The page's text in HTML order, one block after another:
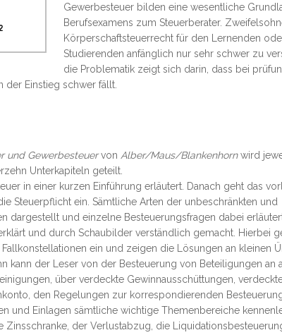
Gewerbesteuer bilden eine wesentliche
Berufsexamens zum Steuerberater.
Körperschaftsteuerrecht für den Lernenden
Studierenden anfänglich nur sehr schwer zu
die Problematik zeigt sich darin, dass bei
der Einstieg schwer fällt.
und Gewerbesteuervon Alber/Maus/Blankenhornwird
Unterkapiteln geteilt.
in einer kurzen Einführung erläutert. Danach geht das
Steuerpflicht ein. Sämtliche Arten der unbeschränkten und
dargestellt und einzelne Besteuerungsfragen dabei
und durch Schaubilder verständlich gemacht. Hierbei
ein und zeigen die Lösungen an kleinen
kann der Leser von der Besteuerung von Beteiligungen an
über verdeckte Gewinnausschüttungen,
den Regelungen zur korrespondierenden
und Einlagen sämtliche wichtige Themenbereiche
Zinsschranke, der Verlustabzug, die